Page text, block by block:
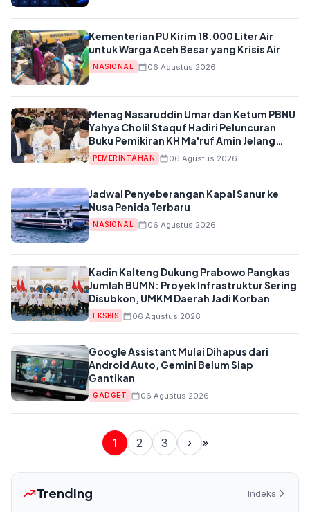
Kementerian PU Kirim 18.000 Liter Air
untuk Warga Aceh Besar yang Krisis Air
NASIONAL 06 Agustus 2026
Menag Nasaruddin Umar dan Ketum PBNU
Yahya Cholil Staquf Hadiri Peluncuran
Buku Pemikiran KH Ma'ruf Amin Jelang
Muktamar NU ke-35
PEMERINTAHAN 06 Agustus 2026
Jadwal Penyeberangan Kapal Sanur ke
Nusa Penida Terbaru
NASIONAL 06 Agustus 2026
Kadin Kalteng Dukung Prabowo Pangkas
Jumlah BUMN: Proyek Infrastruktur Sering
Disubkon, UMKM Daerah Jadi Korban
EKSBIS 06 Agustus 2026
Google Assistant Mulai Dihapus dari
Android Auto, Gemini Belum Siap
Gantikan
GADGET 06 Agustus 2026
1 2 3 › »
Trending Indeks